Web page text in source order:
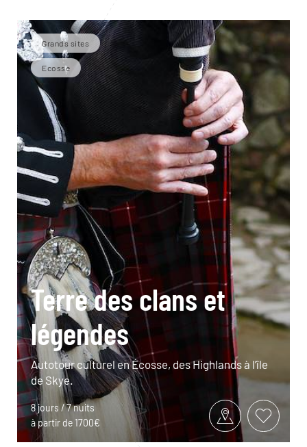
Grands sites
Ecosse
Terre des clans et
légendes
Autotour culturel en Écosse, des Highlands à l’île
de Skye.
8 jours / 7 nuits
à partir de 1700€